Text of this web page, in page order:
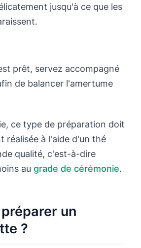
jusqu'à ce que les
prêt, servez accompagné
de balancer l'amertume
ce type de préparation doit
réalisée à l'aide d'un thé
qualité, c'est-à-dire
au grade de cérémonie.
un
?